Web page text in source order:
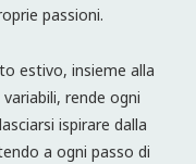
passioni.
estivo, insieme alla
rende ogni
ispirare dalla
a ogni passo di